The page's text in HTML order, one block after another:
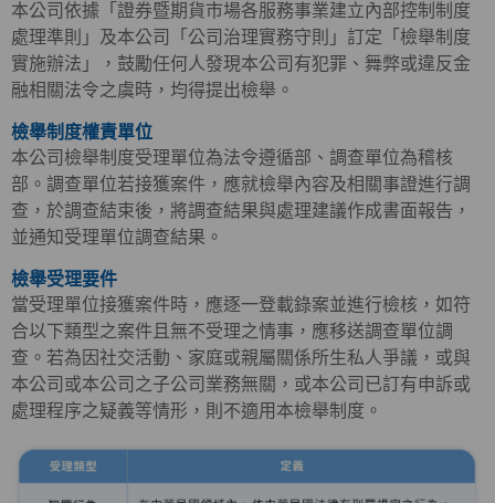
本公司依據「證券暨期貨市場各服務事業建立內部控制制度
處理準則」及本公司「公司治理實務守則」訂定「檢舉制度
實施辦法」，鼓勵任何人發現本公司有犯罪、舞弊或違反金
融相關法令之虞時，均得提出檢舉。
檢舉制度權責單位
本公司檢舉制度受理單位為法令遵循部、調查單位為稽核
部。調查單位若接獲案件，應就檢舉內容及相關事證進行調
查，於調查結束後，將調查結果與處理建議作成書面報告，
並通知受理單位調查結果。
檢舉受理要件
當受理單位接獲案件時，應逐一登載錄案並進行檢核，如符
合以下類型之案件且無不受理之情事，應移送調查單位調
查。若為因社交活動、家庭或親屬關係所生私人爭議，或與
本公司或本公司之子公司業務無關，或本公司已訂有申訴或
處理程序之疑義等情形，則不適用本檢舉制度。